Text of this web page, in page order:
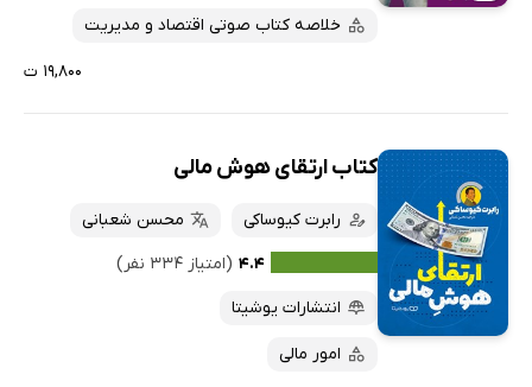
خلاصه کتاب صوتی اقتصاد و مدیریت
۱۹,۸۰۰ ت
کتاب ارتقای هوش مالی
رابرت کیوساکی
محسن شعبانی
۴.۴ (امتیاز ۳۳۴ نفر)
انتشارات یوشیتا
امور مالی